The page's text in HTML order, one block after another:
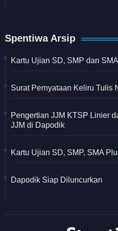
Spentiwa Arsip
Kartu Ujian SD, SMP dan SMA
Surat Pernyataan Keliru Tulis
Pengertian JJM KTSP Linier
JJM di Dapodik
Kartu Ujian SD, SMP, SMA
Dapodik Siap Diluncurkan